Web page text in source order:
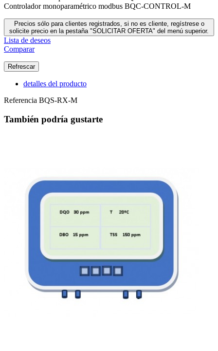
Controlador monoparamétrico modbus BQC-CONTROL-M
Precios sólo para clientes registrados, si no es cliente, regístrese o
solicite precio en la pestaña "SOLICITAR OFERTA" del menú superior.
Lista de deseos
Comparar
detalles del producto
Referencia BQS-RX-M
También podría gustarte